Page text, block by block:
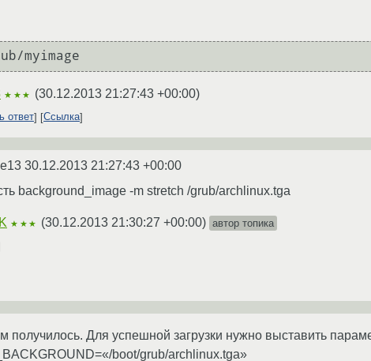
myimage
★★★ (30.12.2013 21:27:43 +00:00)
ответ Ссылка
30.12.2013 21:27:43 +00:00
background_image -m stretch /grub/archlinux.tga
★★★ (30.12.2013 21:30:27 +00:00) автор топика
получилось. Для успешной загрузки нужно выставить
boot/grub/archlinux.tga»